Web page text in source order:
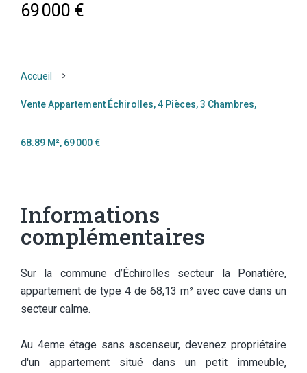
69 000 €
Accueil
Vente Appartement Échirolles, 4 Pièces, 3 Chambres,
68.89 M², 69 000 €
Informations
complémentaires
Sur la commune d’Échirolles secteur la Ponatière,
appartement de type 4 de 68,13 m² avec cave dans un
secteur calme.
Au 4eme étage sans ascenseur, devenez propriétaire
d'un appartement situé dans un petit immeuble,